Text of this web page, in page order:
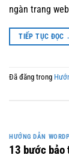
ngàn trang
TIẾP TỤC ĐỌC
Đã đăng trong
HƯỚNG DẪN
13 bước bảo